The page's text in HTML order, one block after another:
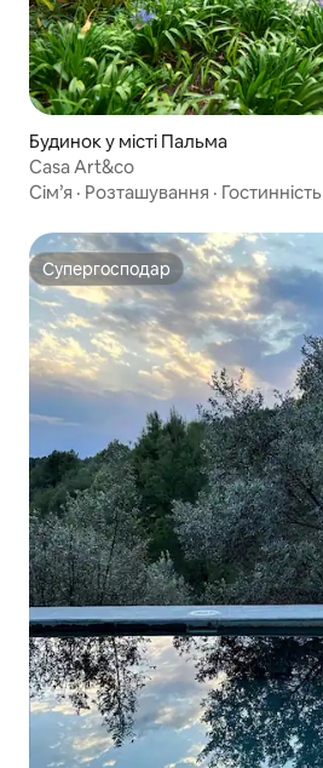
Будинок у місті Пальма
Casa Art&co
Сім’я · Розташування · Гостинність
Супергосподар
Супергосподар